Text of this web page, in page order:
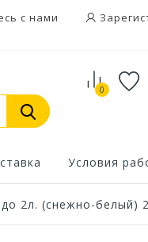
с нами
0
Условия
2л. (снежно-белый)